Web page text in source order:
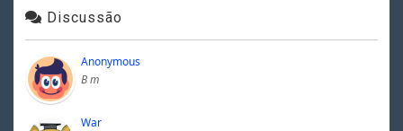
Discussão
Anonymous
B m
War